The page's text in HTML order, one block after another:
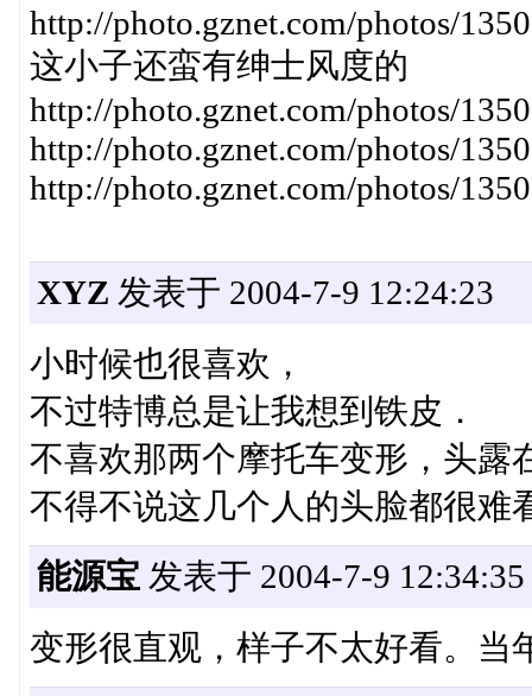
http://photo.gznet.com/photos/
这小子还蛮有绅士风度的
http://photo.gznet.com/photos/
http://photo.gznet.com/photos/
http://photo.gznet.com/photos/
XYZ 发表于 2004-7-9 12:24:23
小时候也很喜欢，
不过特博总是让我想到铁皮．
不喜欢那两个摩托车变形，头露
不得不说这几个人的头脸都很难
能源宝 发表于 2004-7-9 12:34:35
变形很直观，样子不太好看。当